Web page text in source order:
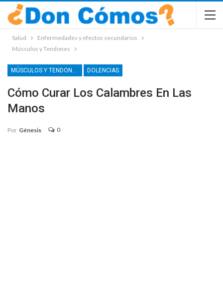
Salud
Enfermedades y efectos secundarios
Músculos y Tendones
MÚSCULOS Y TENDONES DOLENCIAS
Cómo Curar Los Calambres En Las
Manos
Por Génesis 0